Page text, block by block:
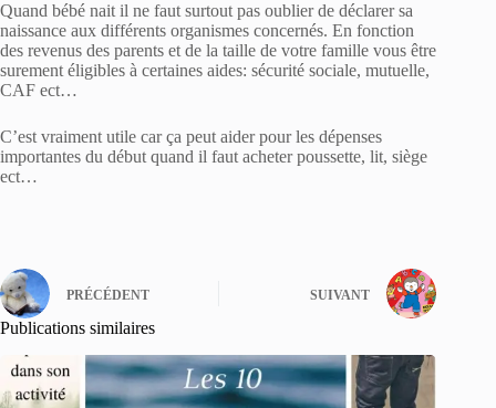
Quand bébé nait il ne faut surtout pas oublier de déclarer sa
naissance aux différents organismes concernés. En fonction
des revenus des parents et de la taille de votre famille vous être
surement éligibles à certaines aides: sécurité sociale, mutuelle,
CAF ect…
C’est vraiment utile car ça peut aider pour les dépenses
importantes du début quand il faut acheter poussette, lit, siège
ect…
PRÉCÉDENT SUIVANT
Publications similaires